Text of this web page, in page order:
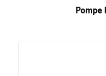
Pompe